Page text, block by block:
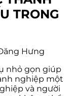
TRONG
Hưng
nhỏ gọn giúp
nghiệp một
và người